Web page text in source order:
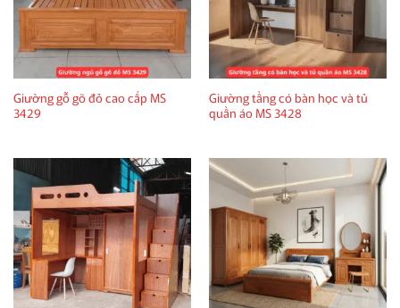
Giường gỗ gõ đỏ cao cấp MS
3429
Giường tầng có bàn học và tủ
quần áo MS 3428